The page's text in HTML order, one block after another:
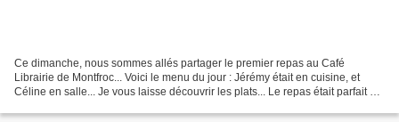
Ce dimanche, nous sommes allés partager le premier repas au Café
Librairie de Montfroc... Voici le menu du jour : Jérémy était en cuisine, et
Céline en salle... Je vous laisse découvrir les plats... Le repas était parfait et